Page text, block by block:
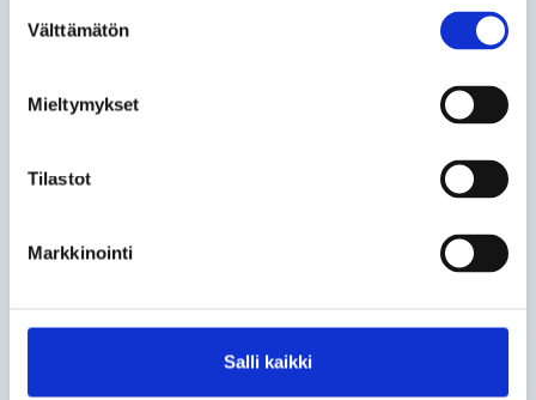
valinta
Välttämätön
Mieltymykset
Tilastot
Markkinointi
Salli kaikki
Esteettömyys
esteettömän kodin
onnistuu vaikka
HR- ja palkka-asiantuntija ja
paraurheilija Saila Luumi, 42, on asunut